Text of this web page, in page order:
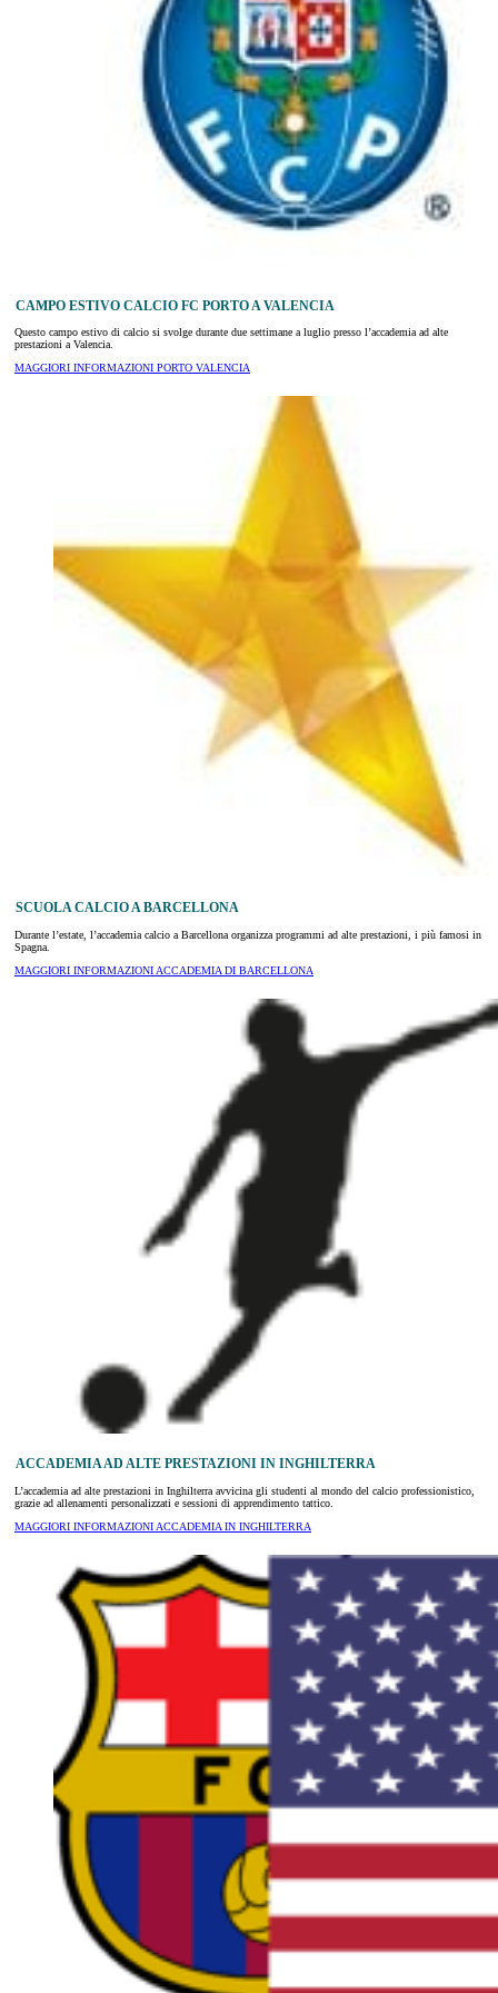
CAMPO ESTIVO CALCIO FC PORTO A VALENCIA
Questo campo estivo di calcio si svolge durante due settimane a luglio presso l’accademia ad alte
prestazioni a Valencia.
MAGGIORI INFORMAZIONI PORTO VALENCIA
SCUOLA CALCIO A BARCELLONA
Durante l’estate, l’accademia calcio a Barcellona organizza programmi ad alte prestazioni, i più famosi in
Spagna.
MAGGIORI INFORMAZIONI ACCADEMIA DI BARCELLONA
ACCADEMIA AD ALTE PRESTAZIONI IN INGHILTERRA
L’accademia ad alte prestazioni in Inghilterra avvicina gli studenti al mondo del calcio professionistico,
grazie ad allenamenti personalizzati e sessioni di apprendimento tattico.
MAGGIORI INFORMAZIONI ACCADEMIA IN INGHILTERRA